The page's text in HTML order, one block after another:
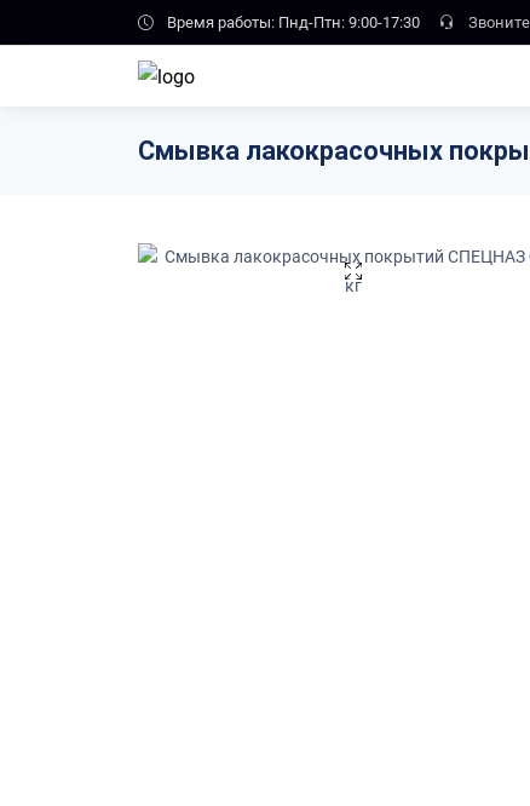
Skip to main content Время работы: Пнд-Птн: 9:00-17:30
Смывка лакокрасочных